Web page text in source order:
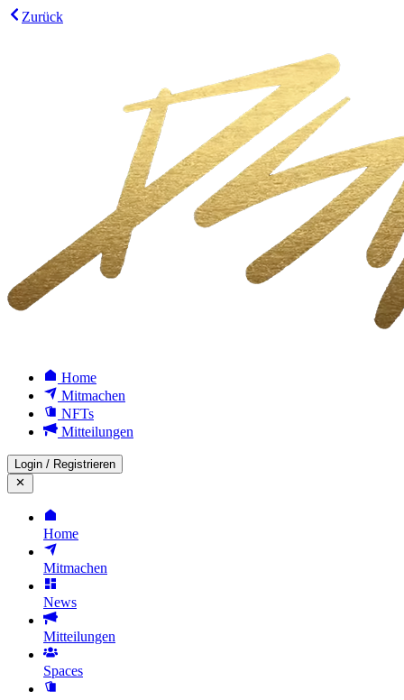
Zurück
Home
Mitmachen
NFTs
Mitteilungen
Login / Registrieren
Home
Mitmachen
News
Mitteilungen
Spaces